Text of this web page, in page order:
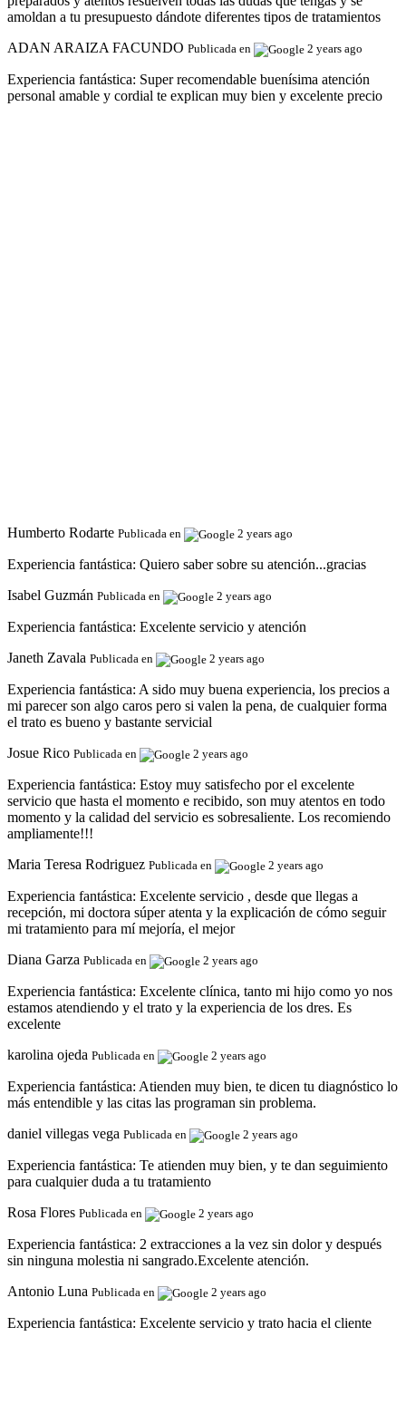
amoldan a tu presupuesto dándote diferentes tipos de tratamientos
ADAN ARAIZA FACUNDO Publicada en 2 years ago
Experiencia fantástica: Super recomendable buenísima atención
personal amable y cordial te explican muy bien y excelente precio
Humberto Rodarte Publicada en 2 years ago
Experiencia fantástica: Quiero saber sobre su atención...gracias
Isabel Guzmán Publicada en 2 years ago
Experiencia fantástica: Excelente servicio y atención
Janeth Zavala Publicada en 2 years ago
Experiencia fantástica: A sido muy buena experiencia, los precios a
mi parecer son algo caros pero si valen la pena, de cualquier forma
el trato es bueno y bastante servicial
Josue Rico Publicada en 2 years ago
Experiencia fantástica: Estoy muy satisfecho por el excelente
servicio que hasta el momento e recibido, son muy atentos en todo
momento y la calidad del servicio es sobresaliente. Los recomiendo
ampliamente!!!
Maria Teresa Rodriguez Publicada en 2 years ago
Experiencia fantástica: Excelente servicio , desde que llegas a
recepción, mi doctora súper atenta y la explicación de cómo seguir
mi tratamiento para mí mejoría, el mejor
Diana Garza Publicada en 2 years ago
Experiencia fantástica: Excelente clínica, tanto mi hijo como yo nos
estamos atendiendo y el trato y la experiencia de los dres. Es
excelente
karolina ojeda Publicada en 2 years ago
Experiencia fantástica: Atienden muy bien, te dicen tu diagnóstico lo
más entendible y las citas las programan sin problema.
daniel villegas vega Publicada en 2 years ago
Experiencia fantástica: Te atienden muy bien, y te dan seguimiento
para cualquier duda a tu tratamiento
Rosa Flores Publicada en 2 years ago
Experiencia fantástica: 2 extracciones a la vez sin dolor y después
sin ninguna molestia ni sangrado.Excelente atención.
Antonio Luna Publicada en 2 years ago
Experiencia fantástica: Excelente servicio y trato hacia el cliente